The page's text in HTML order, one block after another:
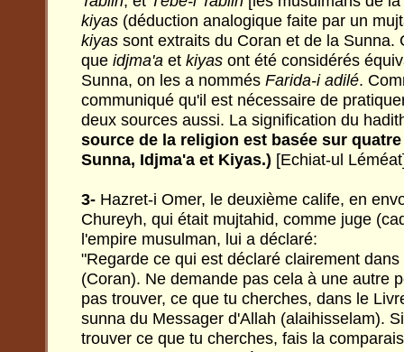
kiyas (déduction analogique faite par un
kiyas sont extraits du Coran et de la Sunna.
que idjma'a et kiyas ont été considérés
Sunna, on les a nommés Farida-i adilé.
communiqué qu'il est nécessaire de
deux sources aussi. La signification du
source de la religion est basée sur
Sunna, Idjma'a et Kiyas.) [Echiat-ul
3- Hazret-i Omer, le deuxième calife, en
Chureyh, qui était mujtahid, comme juge
l'empire musulman, lui a déclaré:
"Regarde ce qui est déclaré clairement
(Coran). Ne demande pas cela à une autre
pas trouver, ce que tu cherches, dans le
sunna du Messager d'Allah (alaihisselam).
trouver ce que tu cherches, fais la